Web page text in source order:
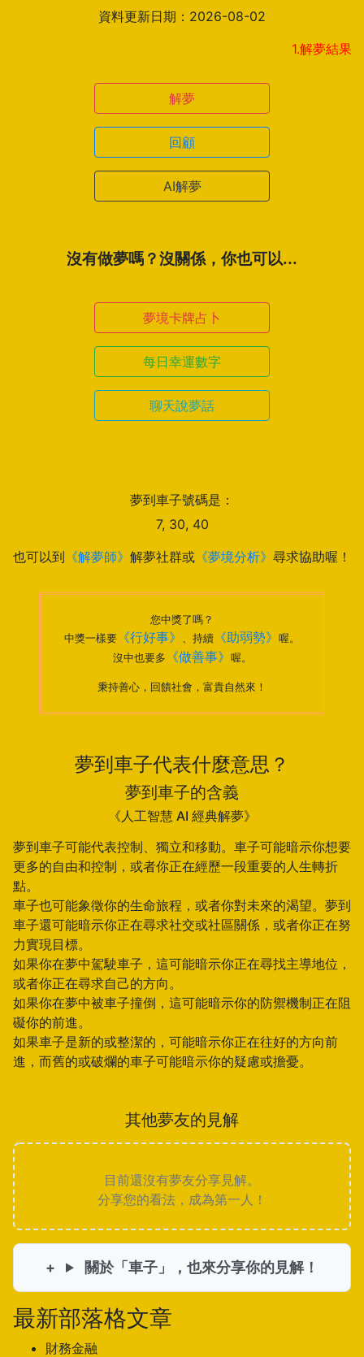
資料更新日期：2026-08-02
1.解夢結果頁新增見
解夢
回顧
AI解夢
沒有做夢嗎？沒關係，你也可以...
夢境卡牌占卜
每日幸運數字
聊天說夢話
夢到車子號碼是：
7, 30, 40
也可以到 《解夢師》 解夢社群或 《夢境分析》 尋求協助喔！
您中獎了嗎？
中獎一樣要 《行好事》 、持續 《助弱勢》 喔。
沒中也要多
《做善事》 喔。
秉持善心，回饋社會，富貴自然來！
夢到車子代表什麼意思？
夢到車子的含義
《人工智慧 AI 經典解夢》
夢到車子可能代表控制、獨立和移動。車子可能暗示你想要
更多的自由和控制，或者你正在經歷一段重要的人生轉折
點。
車子也可能象徵你的生命旅程，或者你對未來的渴望。夢到
車子還可能暗示你正在尋求社交或社區關係，或者你正在努
力實現目標。
如果你在夢中駕駛車子，這可能暗示你正在尋找主導地位，
或者你正在尋求自己的方向。
如果你在夢中被車子撞倒，這可能暗示你的防禦機制正在阻
礙你的前進。
如果車子是新的或整潔的，可能暗示你正在往好的方向前
進，而舊的或破爛的車子可能暗示你的疑慮或擔憂。
其他夢友的見解
目前還沒有夢友分享見解。
分享您的看法，成為第一人！
關於「車子」，也來分享你的見解！
最新部落格文章
財務金融